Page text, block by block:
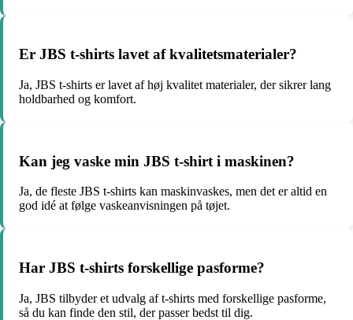
Er JBS t-shirts lavet af kvalitetsmaterialer?
Ja, JBS t-shirts er lavet af høj kvalitet materialer, der sikrer lang
holdbarhed og komfort.
Kan jeg vaske min JBS t-shirt i maskinen?
Ja, de fleste JBS t-shirts kan maskinvaskes, men det er altid en
god idé at følge vaskeanvisningen på tøjet.
Har JBS t-shirts forskellige pasforme?
Ja, JBS tilbyder et udvalg af t-shirts med forskellige pasforme,
så du kan finde den stil, der passer bedst til dig.